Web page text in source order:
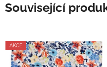
Související
AKCE